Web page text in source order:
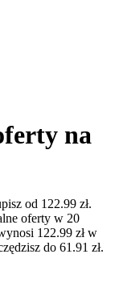
na
od 122.99 zł.
oferty w 20
122.99 zł w
do 61.91 zł.